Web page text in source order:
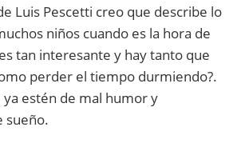
Luis Pescetti creo que describe lo
niños cuando es la hora de
tan interesante y hay tanto que
perder el tiempo durmiendo?.
ya estén de mal humor y
sueño.